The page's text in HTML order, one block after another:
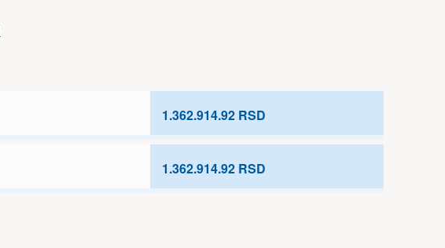
1.362.914.92 RSD
1.362.914.92 RSD